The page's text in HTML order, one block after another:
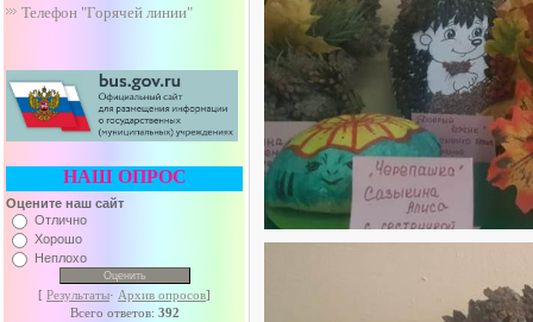
Телефон "Горячей линии"
НАШ ОПРОС
Оцените наш сайт
Отлично
Хорошо
Неплохо
[ Результаты· Архив опросов]
Всего ответов: 392